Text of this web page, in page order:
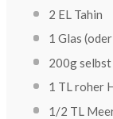
2 EL Tahin
1 Glas
200gselbst
1 TL roher
1/2 TL